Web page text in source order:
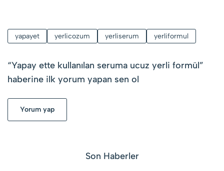
yapayet yerlicozum yerliserum yerliformul
“Yapay ette kullanılan seruma ucuz yerli formül”
haberine ilk yorum yapan sen ol
Yorum yap
Son Haberler